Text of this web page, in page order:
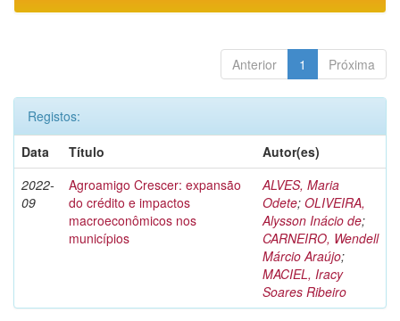
Anterior 1 Próxima
Registos:
Data
Título
Autor(es)
2022-
09
Agroamigo Crescer: expansão
do crédito e impactos
macroeconômicos nos
municípios
ALVES, Maria
Odete; OLIVEIRA,
Alysson Inácio de;
CARNEIRO, Wendell
Márcio Araújo;
MACIEL, Iracy
Soares Ribeiro